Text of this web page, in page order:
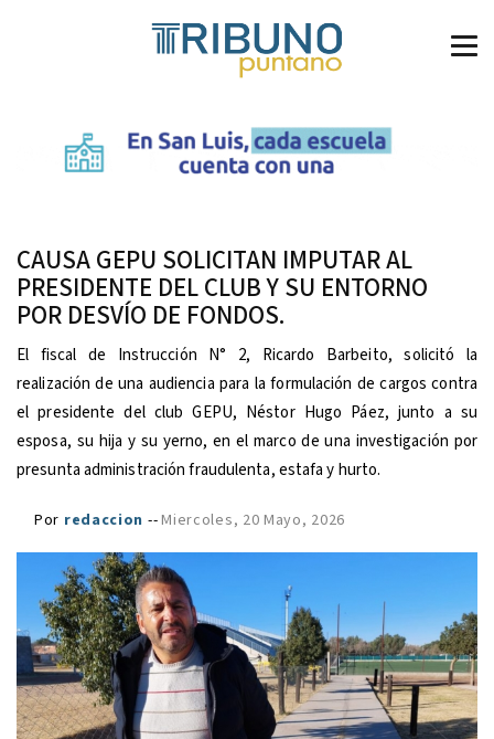
CAUSA GEPU SOLICITAN IMPUTAR AL
PRESIDENTE DEL CLUB Y SU ENTORNO
POR DESVÍO DE FONDOS.
El fiscal de Instrucción N° 2, Ricardo Barbeito, solicitó la
realización de una audiencia para la formulación de cargos contra
el presidente del club GEPU, Néstor Hugo Páez, junto a su
esposa, su hija y su yerno, en el marco de una investigación por
presunta administración fraudulenta, estafa y hurto.
Por redaccion --Miercoles, 20 Mayo, 2026